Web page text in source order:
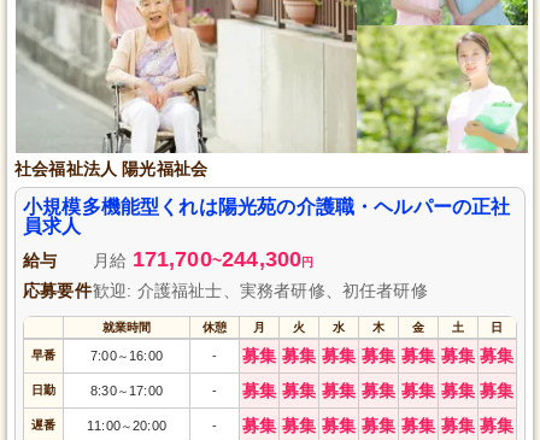
社会福祉法人 陽光福祉会
小規模多機能型くれは陽光苑の介護職・ヘルパーの正社
員求人
給与 月給 171,700~244,300円
応募要件歓迎: 介護福祉士、実務者研修、初任者研修
就業時間 休憩 月 火 水 木 金 土 日
早番 7:00～ 16:00 - 募集 募集 募集 募集 募集 募集 募集
日勤 8:30～ 17:00 - 募集 募集 募集 募集 募集 募集 募集
遅番 11:00～20:00 - 募集 募集 募集 募集 募集 募集 募集